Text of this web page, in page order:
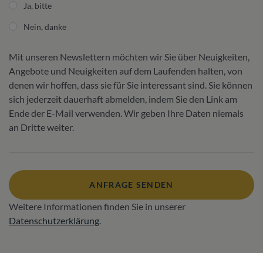
Ja, bitte
Nein, danke
Mit unseren Newslettern möchten wir Sie über Neuigkeiten,
Angebote und Neuigkeiten auf dem Laufenden halten, von
denen wir hoffen, dass sie für Sie interessant sind. Sie können
sich jederzeit dauerhaft abmelden, indem Sie den Link am
Ende der E-Mail verwenden. Wir geben Ihre Daten niemals
an Dritte weiter.
ANFRAGE SENDEN
Weitere Informationen finden Sie in unserer
Datenschutzerklärung.